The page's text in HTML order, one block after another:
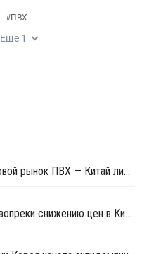
#ПВХ
Еще 1
Геополитика перестраивает мировой рынок ПВХ — Китай лидирует в экспорте
Мировые котировки ПВХ растут вопреки снижению цен в Китае